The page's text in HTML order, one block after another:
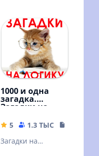
1000 и одна
загадка.
Загадки на
5 1.3 ТЫС
Загадки на